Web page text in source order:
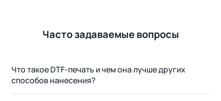
Часто задаваемые вопросы
Что такое DTF-печать и чем она лучше других
способов нанесения?